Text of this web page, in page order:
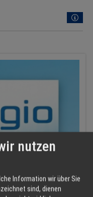
nutzen
Information wir über Sie
sind, dienen